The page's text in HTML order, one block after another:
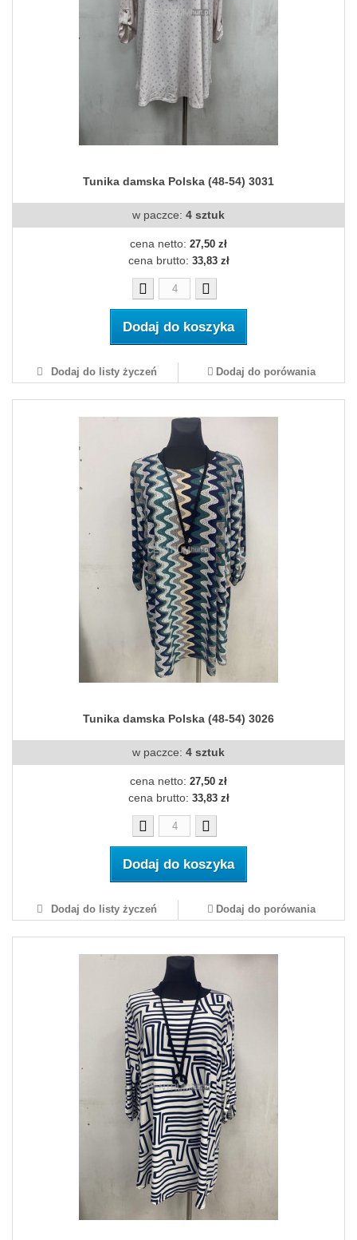
Tunika damska Polska (48-54) 3031
w paczce: 4 sztuk
cena netto: 27,50 zł
cena brutto: 33,83 zł
Dodaj do koszyka
Dodaj do listy życzeń Dodaj do porówania
Tunika damska Polska (48-54) 3026
w paczce: 4 sztuk
cena netto: 27,50 zł
cena brutto: 33,83 zł
Dodaj do koszyka
Dodaj do listy życzeń Dodaj do porówania